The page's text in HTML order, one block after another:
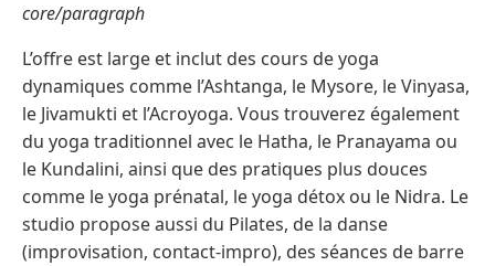
core/paragraph
L’offre est large et inclut des cours de yoga
dynamiques comme l’Ashtanga, le Mysore, le Vinyasa,
le Jivamukti et l’Acroyoga. Vous trouverez également
du yoga traditionnel avec le Hatha, le Pranayama ou
le Kundalini, ainsi que des pratiques plus douces
comme le yoga prénatal, le yoga détox ou le Nidra. Le
studio propose aussi du Pilates, de la danse
(improvisation, contact-impro), des séances de barre